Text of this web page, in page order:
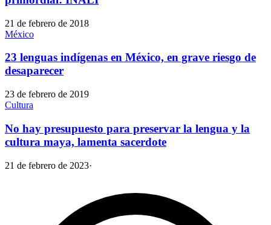
21 de febrero de 2018
México
23 lenguas indígenas en México, en grave riesgo de
desaparecer
23 de febrero de 2019
Cultura
No hay presupuesto para preservar la lengua y la
cultura maya, lamenta sacerdote
21 de febrero de 2023·